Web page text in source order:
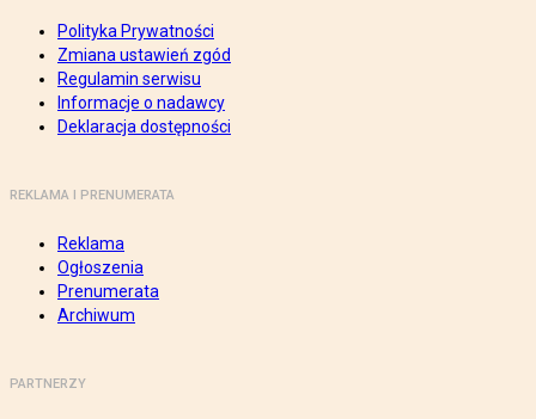
Polityka Prywatności
Zmiana ustawień zgód
Regulamin serwisu
Informacje o nadawcy
Deklaracja dostępności
REKLAMA I PRENUMERATA
Reklama
Ogłoszenia
Prenumerata
Archiwum
PARTNERZY